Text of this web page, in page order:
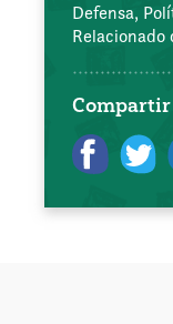
Defensa,
Relacionado
Compartir